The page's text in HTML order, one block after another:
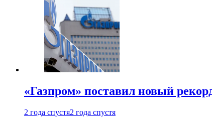
«Газпром» поставил новый
2 года спустя2 года спустя